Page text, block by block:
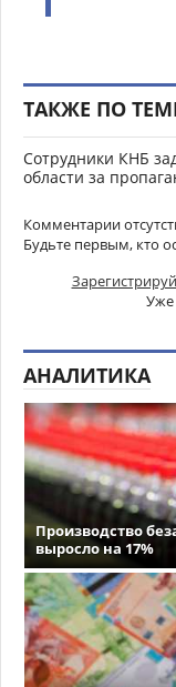
ТАКЖЕ ПО
Сотрудники КНБ
области за
Комментарии
Будьте первым, кто
Уже
АНАЛИТИКА
Производство
выросло на 17%